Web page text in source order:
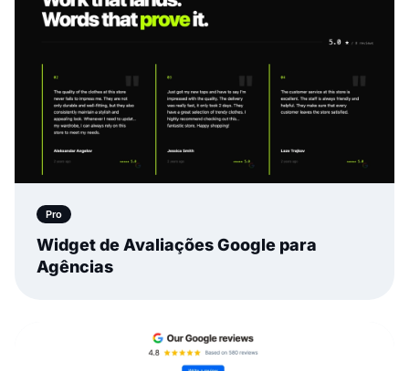
Pro
Widget de Avaliações Google para
Agências